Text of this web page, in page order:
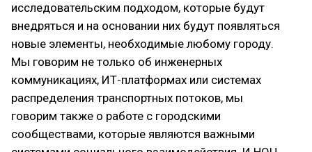
исследовательским подходом, которые будут
внедряться и на основании них будут появляться
новые элементы, необходимые любому городу.
Мы говорим не только об инженерных
коммуникациях, ИТ-платформах или системах
распределения транспортных потоков, мы
говорим также о работе с городскими
сообществами, которые являются важными